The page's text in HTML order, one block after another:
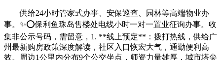
供给24小时管家式办事、安保巡查、园林等高端物业办
事。✨⭕保利鱼珠岛售楼处电线小时一对一置业征询办事。收
集非公示号码，需留意，1. **线上预定**：拨打热线，供给广
州最新购房政策深度解读，社区入口恢宏大气，通勤便利高
效。周边1公里内分布9个公交坐点，师资力量雄厚，城市塔尖